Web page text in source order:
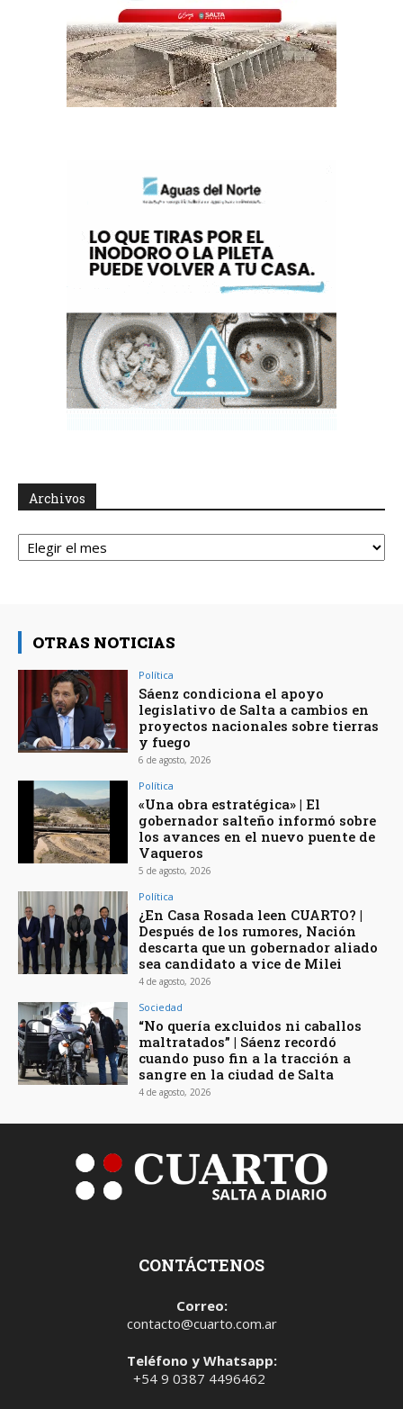
Archivos
Archivos
OTRAS NOTICIAS
Política
Sáenz condiciona el apoyo
legislativo de Salta a cambios en
proyectos nacionales sobre tierras
y fuego
6 de agosto, 2026
Política
«Una obra estratégica» | El
gobernador salteño informó sobre
los avances en el nuevo puente de
Vaqueros
5 de agosto, 2026
Política
¿En Casa Rosada leen CUARTO? |
Después de los rumores, Nación
descarta que un gobernador aliado
sea candidato a vice de Milei
4 de agosto, 2026
Sociedad
“No quería excluidos ni caballos
maltratados” | Sáenz recordó
cuando puso fin a la tracción a
sangre en la ciudad de Salta
4 de agosto, 2026
CONTÁCTENOS
Correo:
contacto@cuarto.com.ar
Teléfono y Whatsapp:
+54 9 0387 4496462